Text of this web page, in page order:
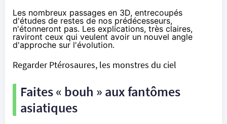
Les nombreux passages en 3D, entrecoupés
d'études de restes de nos prédécesseurs,
n'étonneront pas. Les explications, très claires,
raviront ceux qui veulent avoir un nouvel angle
d'approche sur l'évolution.
Regarder Ptérosaures, les monstres du ciel
Faites « bouh » aux fantômes
asiatiques